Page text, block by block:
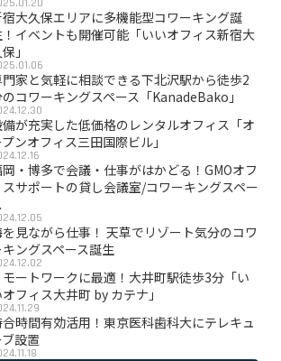
大久保エリアに多機能型コワーキング誕
！イベントも開催可能「いいオフィス新宿大
」
家と気軽に相談できる下北沢駅から徒歩2
コワーキングスペース「KanadeBako」
が充実した低価格のレンタルオフィス「オ
ンオフィス三田国際ビル」
・博多で会議・仕事がはかどる！GMOオフ
スサポートの貸し会議室/コワーキングスペー
見ながら仕事！ 天草でリゾート気分のコワ
キングスペース誕生
モートワークに最適！大井町駅徒歩3分「い
フィス大井町 by カテナ」
合時間有効活用！東京医科歯科大にテレキュ
設置